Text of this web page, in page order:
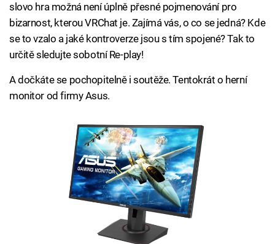
slovo hra možná není úplně přesné pojmenování pro
bizarnost, kterou VRChat je. Zajímá vás, o co se jedná? Kde
se to vzalo a jaké kontroverze jsou s tím spojené? Tak to
určitě sledujte sobotní Re-play!
A dočkáte se pochopitelně i soutěže. Tentokrát o herní
monitor od firmy Asus.